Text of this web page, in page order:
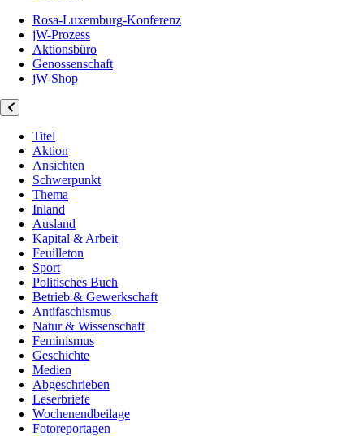
Rosa-Luxemburg-Konferenz
jW-Prozess
Aktionsbüro
Genossenschaft
jW-Shop
Titel
Aktion
Ansichten
Schwerpunkt
Thema
Inland
Ausland
Kapital & Arbeit
Feuilleton
Sport
Politisches Buch
Betrieb & Gewerkschaft
Antifaschismus
Natur & Wissenschaft
Feminismus
Geschichte
Medien
Abgeschrieben
Leserbriefe
Wochenendbeilage
Fotoreportagen